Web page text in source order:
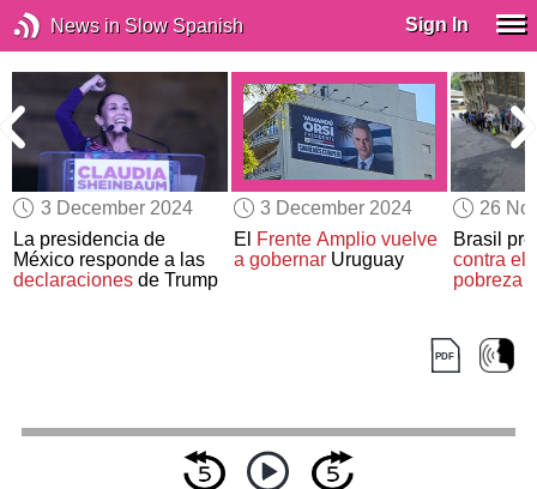
News in Slow Spanish Sign In
3 December 2024
La presidencia de
México responde a las
declaraciones de Trump
3 December 2024
El
Frente Amplio vuelve
a gobernarUruguay
26
Brasil
contra el
pobreza